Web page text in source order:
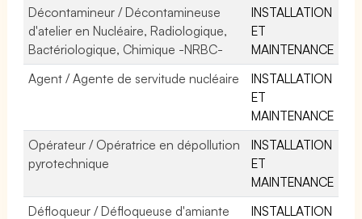
Décontamineur / Décontamineuse
d'atelier en Nucléaire, Radiologique,
Bactériologique, Chimique -NRBC-
INSTALLATION
ET
MAINTENANCE
Agent / Agente de servitude nucléaire
INSTALLATION
ET
MAINTENANCE
Opérateur / Opératrice en dépollution
pyrotechnique
INSTALLATION
ET
MAINTENANCE
Défloqueur / Défloqueuse d'amiante
INSTALLATION